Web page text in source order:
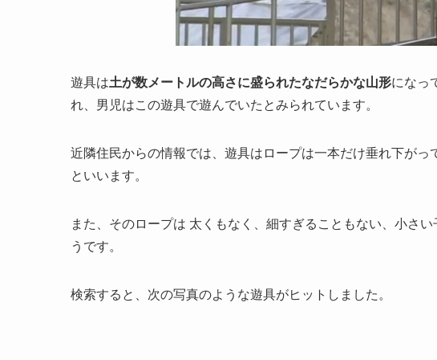
遊具は土が数メートルの高さに盛られたなだらかな山形になっ
れ、男児はこの遊具で遊んでいたとみられています。
近隣住民からの情報では、遊具はロープは一本だけ垂れ下が
といいます。
また、そのロープは 太くもなく、細すぎることもない、小さ
うです。
検索すると、次の写真のような遊具がヒットしました。